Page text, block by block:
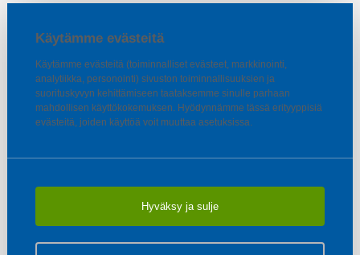
Käytämme evästeitä
Käytämme evästeitä (toiminnalliset evästeet, markkinointi,
analytiikka, personointi) sivuston toiminnallisuuksien ja
suorituskyvyn kehittämiseen taataksemme sinulle parhaan
mahdollisen käyttökokemuksen. Hyödynnämme tässä erityyppisiä
evästeitä, joiden käyttöä voit muuttaa asetuksissa.
Hyväksy ja sulje